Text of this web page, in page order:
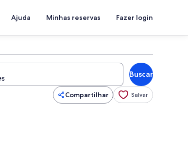
Ajuda Minhas reservas Fazer login
Buscar
Compartilhar Salvar